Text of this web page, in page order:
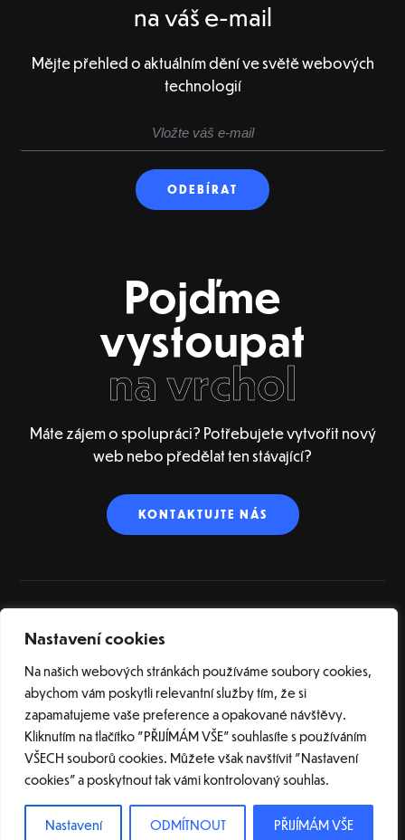
Nastavení cookies
Na našich webových stránkách používáme soubory cookies,
abychom vám poskytli relevantní služby tím, že si
zapamatujeme vaše preference a opakované návštěvy.
Kliknutím na tlačítko "PŘIJÍMÁM VŠE" souhlasíte s používáním
VŠECH souborů cookies. Můžete však navštívit "Nastavení
cookies" a poskytnout tak vámi kontrolovaný souhlas.
Nastavení ODMÍTNOUT PŘIJÍMÁM VŠE
na váš e-mail
Mějte přehled o aktuálním dění ve světě webových
technologií
Pojďme
vystoupat
na vrchol
Máte zájem o spolupráci? Potřebujete vytvořit nový
web nebo předělat ten stávající?
KONTAKTUJTE NÁS
ÚVOD O NÁS
SLOVNÍK POJMŮ KONTAKT
© 2026 Tvorba webových stránek na CMS WordPress | Webové studio Bartvisions
s.r.o. |
Nastavení cookies | Všechna práva vyhrazena.